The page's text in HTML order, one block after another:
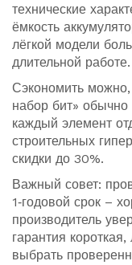
технические
ёмкость
лёгкой модели
длительной работе.
Сэкономить
набор бит»
каждый элемент
строительных
скидки до 30%.
Важный совет:
1‑годовой срок –
производитель
гарантия
выбрать